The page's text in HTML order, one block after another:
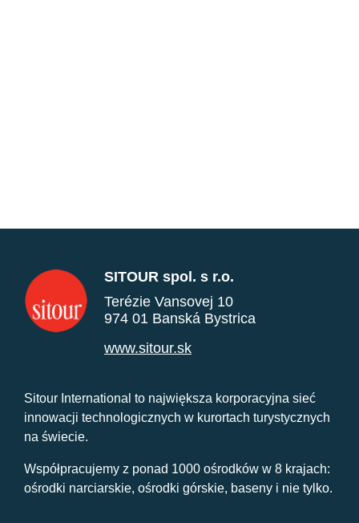
SITOUR spol. s r.o.
Terézie Vansovej 10
974 01 Banská Bystrica
www.sitour.sk
Sitour International to największa korporacyjna sieć
innowacji technologicznych w kurortach turystycznych
na świecie.
Współpracujemy z ponad 1000 ośrodków w 8 krajach:
ośrodki narciarskie, ośrodki górskie, baseny i nie tylko.